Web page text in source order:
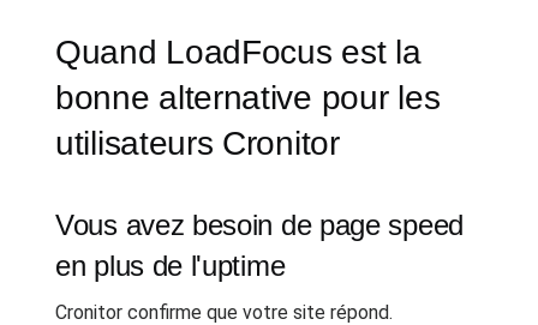
Quand LoadFocus est la
bonne alternative pour les
utilisateurs Cronitor
Vous avez besoin de page speed
en plus de l'uptime
Cronitor confirme que votre site répond.